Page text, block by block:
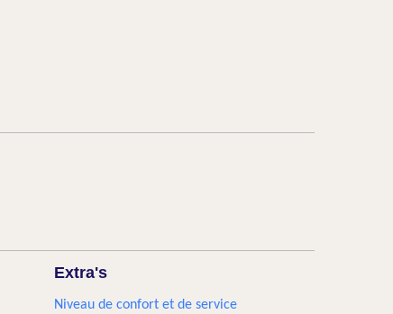
Extra's
Niveau de confort et de service